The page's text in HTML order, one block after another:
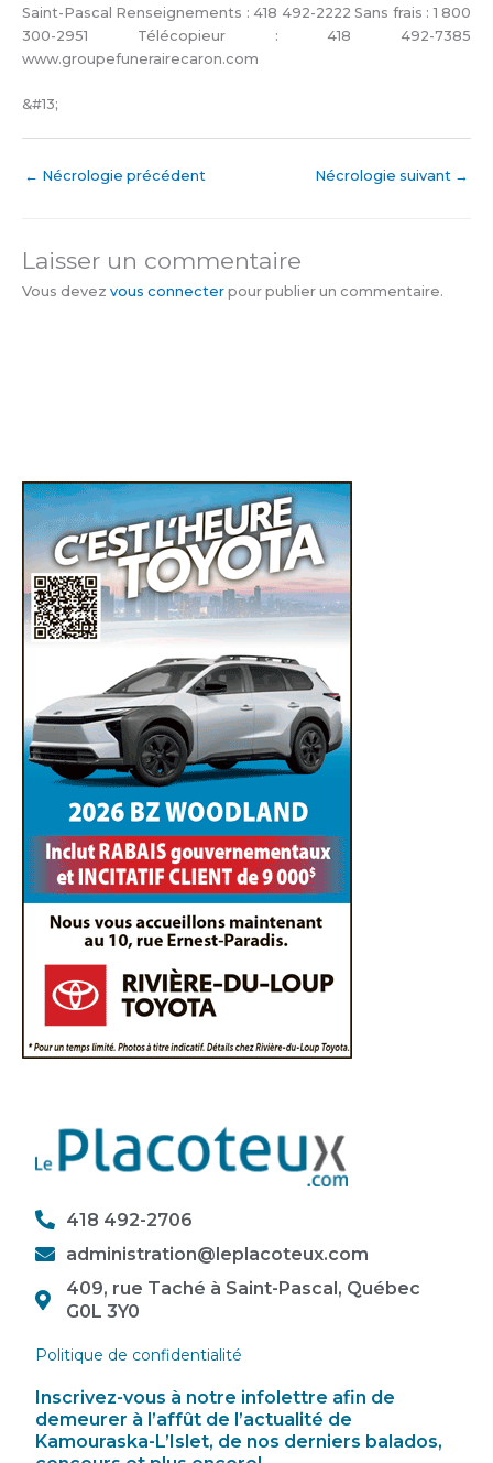
Saint-Pascal Renseignements : 418 492-2222 Sans frais : 1 800
300-2951 Télécopieur : 418 492-7385
www.groupefunerairecaron.com
&#13;
← Nécrologie précédent Nécrologie suivant →
Laisser un commentaire
Vous devez vous connecter pour publier un commentaire.
418 492-2706
administration@leplacoteux.com
409, rue Taché à Saint-Pascal, Québec
G0L 3Y0
Politique de confidentialité
Inscrivez-vous à notre infolettre afin de
demeurer à l’affût de l’actualité de
Kamouraska-L’Islet, de nos derniers balados,